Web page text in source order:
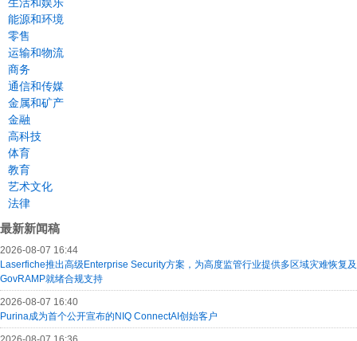
生活和娱乐
能源和环境
零售
运输和物流
商务
通信和传媒
金属和矿产
金融
高科技
体育
教育
艺术文化
法律
最新新闻稿
2026-08-07 16:44
Laserfiche推出高级Enterprise Security方案，为高度监管行业提供多区域灾难恢复及
GovRAMP就绪合规支持
2026-08-07 16:40
Purina成为首个公开宣布的NIQ ConnectAI创始客户